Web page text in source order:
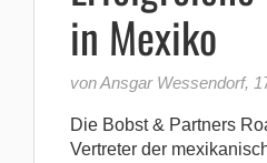
in Mexiko
von Ansgar Wessendorf,
Die Bobst & Partners
Vertreter der